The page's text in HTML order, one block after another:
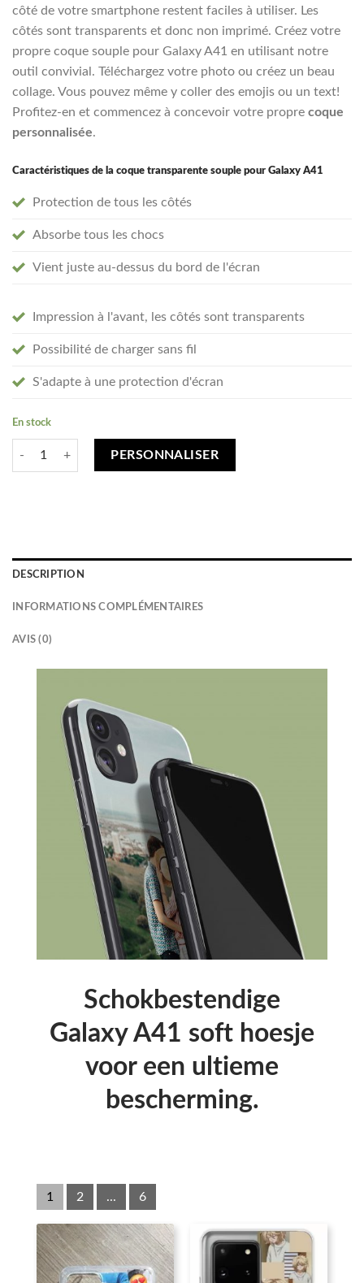
côté de votre smartphone restent faciles à utiliser. Les
côtés sont transparents et donc non imprimé. Créez votre
propre coque souple pour Galaxy A41 en utilisant notre
outil convivial. Téléchargez votre photo ou créez un beau
collage. Vous pouvez même y coller des emojis ou un text!
Profitez-en et commencez à concevoir votre propre coque
personnalisée.
Caractéristiques de la coque transparente souple pour Galaxy A41
Protection de tous les côtés
Absorbe tous les chocs
Vient juste au-dessus du bord de l'écran
Impression à l'avant, les côtés sont transparents
Possibilité de charger sans fil
S'adapte à une protection d'écran
En stock
quantité de Créez votre Samsung Galaxy A41 coque personnalisée -
PERSONNALISER
DESCRIPTION
INFORMATIONS COMPLÉMENTAIRES
AVIS (0)
Schokbestendige
Galaxy A41 soft hoesje
voor een ultieme
bescherming.
1 2 ... 6